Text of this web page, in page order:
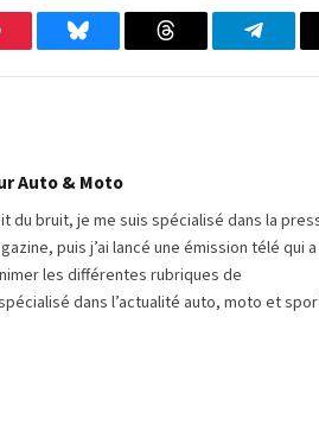
Bluesky Threads
Auto & Moto
du bruit, je me suis spécialisé dans la
puis j’ai lancé une émission télé
les différentes rubriques de
dans l’actualité auto, moto et